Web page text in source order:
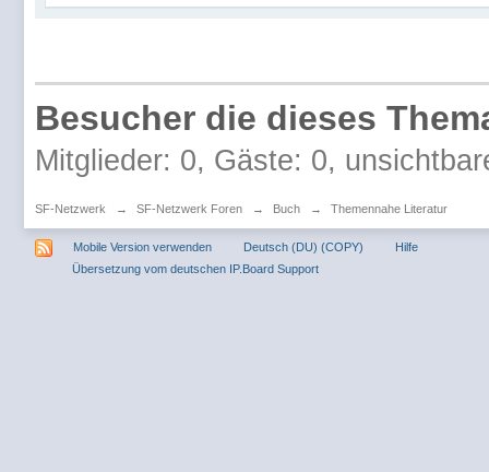
Besucher die dieses
Mitglieder: 0, Gäste: 0,
SF-Netzwerk → SF-Netzwerk Foren → Buch → Themennahe Literatur
Mobile Version verwenden Deutsch (DU) (COPY)
Hilfe
Übersetzung vom deutschen IP.Board Support